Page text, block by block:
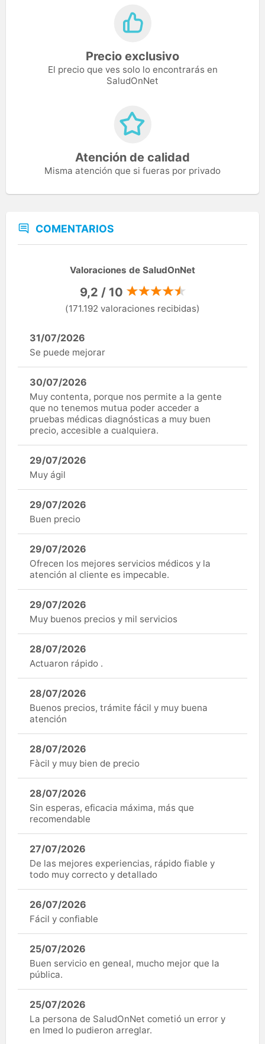
Precio exclusivo
El precio que ves solo lo encontrarás en
SaludOnNet
Atención de calidad
Misma atención que si fueras por privado
COMENTARIOS
Valoraciones de SaludOnNet
9,2 / 10
(171.192 valoraciones recibidas)
31/07/2026
Se puede mejorar
30/07/2026
Muy contenta, porque nos permite a la gente
que no tenemos mutua poder acceder a
pruebas médicas diagnósticas a muy buen
precio, accesible a cualquiera.
29/07/2026
Muy ágil
29/07/2026
Buen precio
29/07/2026
Ofrecen los mejores servicios médicos y la
atención al cliente es impecable.
29/07/2026
Muy buenos precios y mil servicios
28/07/2026
Actuaron rápido .
28/07/2026
Buenos precios, trámite fácil y muy buena
atención
28/07/2026
Fàcil y muy bien de precio
28/07/2026
Sin esperas, eficacia máxima, más que
recomendable
27/07/2026
De las mejores experiencias, rápido fiable y
todo muy correcto y detallado
26/07/2026
Fácil y confiable
25/07/2026
Buen servicio en geneal, mucho mejor que la
pública.
25/07/2026
La persona de SaludOnNet cometió un error y
en Imed lo pudieron arreglar.